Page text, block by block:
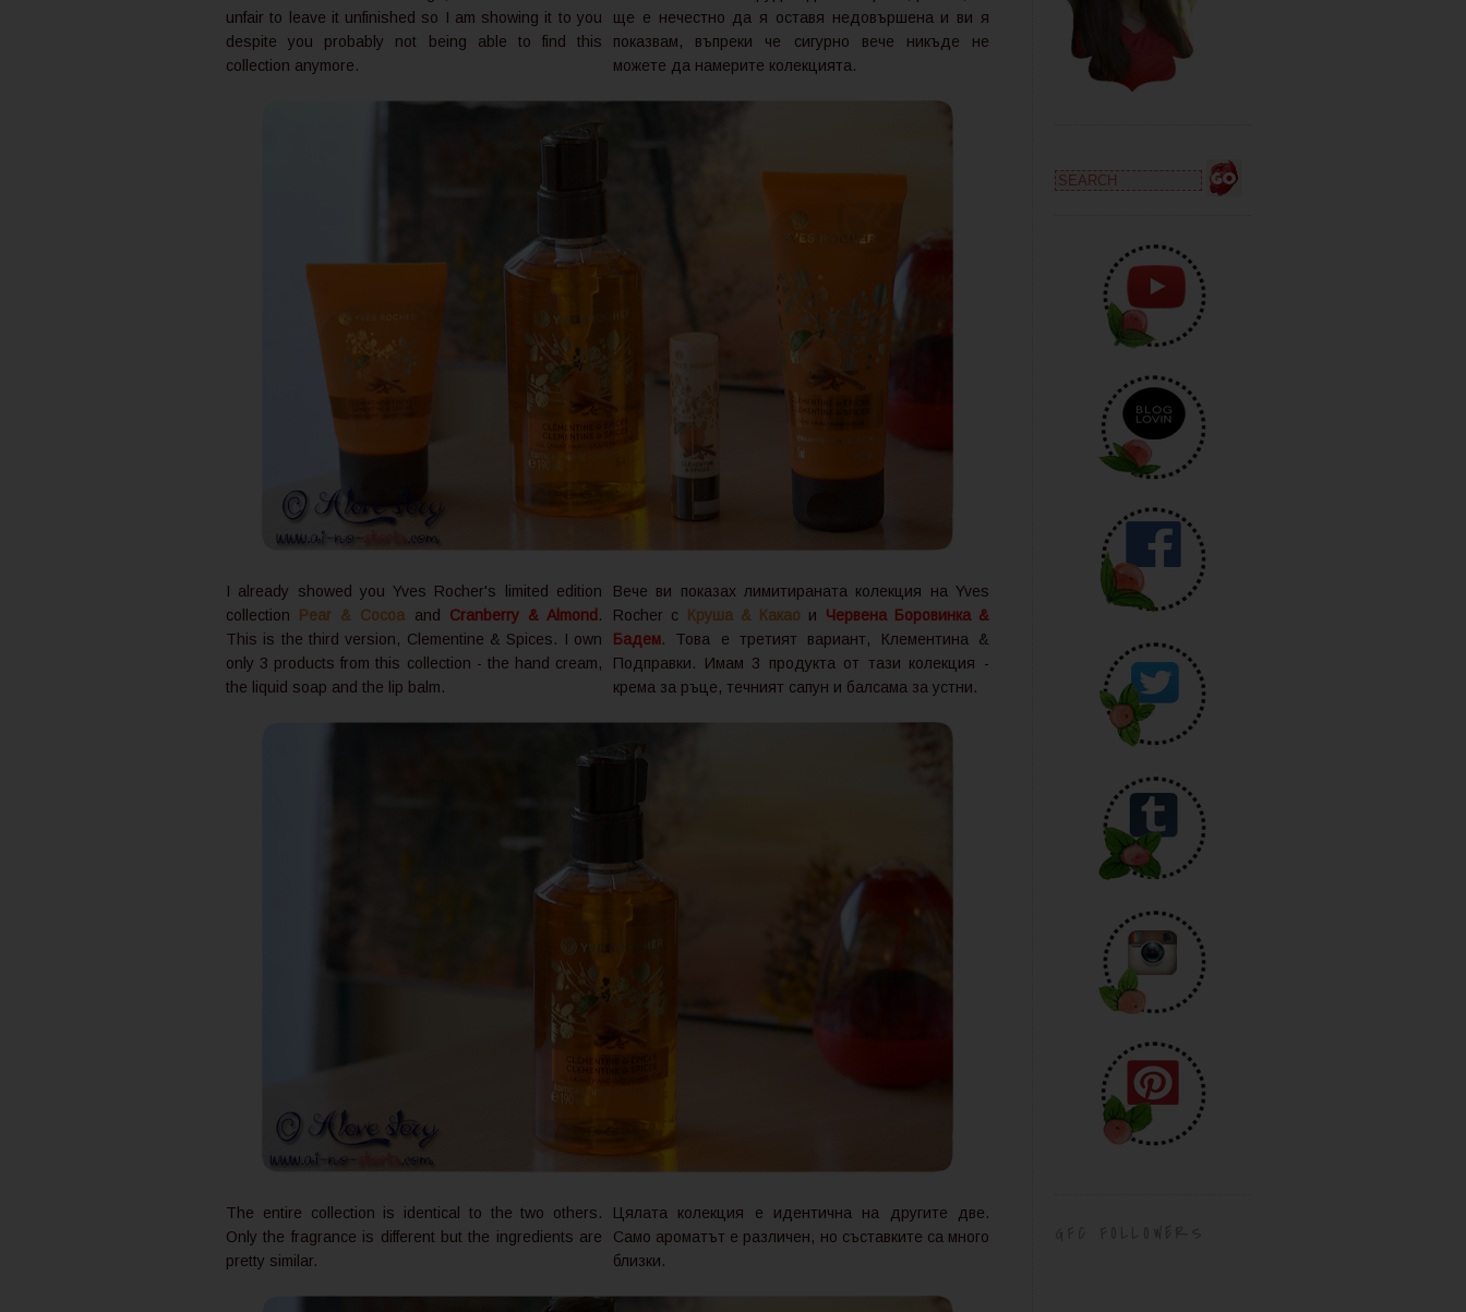
unfair to leave it unfinished so I am showing it to you
despite you probably not being able to find this
collection anymore.
ще е нечестно да я оставя недовършена и ви я
показвам, въпреки че сигурно вече никъде не
можете да намерите колекцията.
I already showed you Yves Rocher's limited edition
collection
Pear & Cocoa and Cranberry & Almond .
This is the third version, Clementine & Spices. I own
only 3 products from this collection - the hand cream,
the liquid soap and the lip balm.
Вече ви показах лимитираната колекция на Yves
Rocher с
Круша & Какао и Червена Боровинка &
Бадем. Това е третият вариант, Клементина &
Подправки. Имам 3 продукта от тази колекция -
крема за ръце, течният сапун и балсама за устни.
The entire collection is identical to the two others.
Only the fragrance is different but the ingredients are
pretty similar.
Цялата колекция е идентична на другите две.
Само ароматът е различен, но съставките са много
близки.